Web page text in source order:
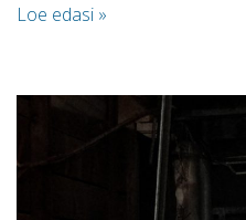
Loe edasi »